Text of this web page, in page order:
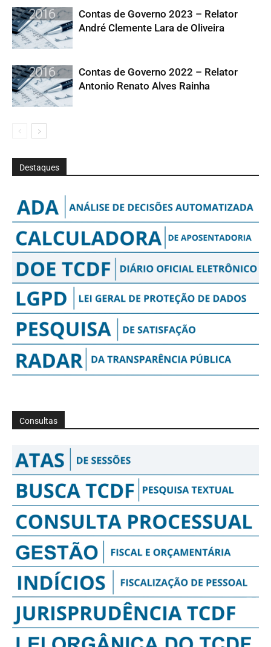
Contas de Governo 2023 – Relator
André Clemente Lara de Oliveira
Contas de Governo 2022 – Relator
Antonio Renato Alves Rainha
Destaques
Consultas